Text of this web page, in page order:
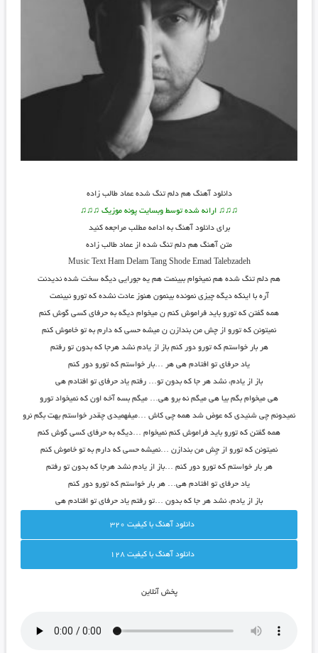
دانلود آهنگ هم دلم تنگ شده عماد طالب زاده
♫♫♫ ارائه شده توسط وبسایت پونه موزیک ♫♫♫
برای دانلود آهنگ به ادامه مطلب مراجعه کنید
متن آهنگ هم دلم تنگ شده از عماد طالب زاده
Music TextHam Delam Tang Shode Emad Talebzadeh
هم دلم تنگ شده هم نمیخوام ببینمت هم یه جورایی دیگه سخت شده ندیدنت
آره با اینکه دیگه چیزی نمونده بینمون هنوز عادت نشده که تورو نبینمت
همه گفتن که تورو باید فراموش کنم ن میخوام دیگه به حرفای کسی گوش کنم
نمیتونن که تورو از چش من بندازن ن میشه حسی که دارم به تو خاموش کنم
هر بار خواستم که تورو دور کنم باز از یادم نشد هرجا که بدون تو رفتم
یاد حرفای تو افتادم هی هر …بار خواستم که تورو دور کنم
باز از یادم، نشد هر جا که بدون تو… رفتم یاد حرفای تو افتادم هی
هی میخوام بگم بیا هی میگم نه برو هی… میگم بسه آخه اون که نمیخواد تورو
نمیدونم چی شنیدی که عوض شد همه چی کاش …میفهمیدی چقدر خواستم بهت بگم نرو
همه گفتن که تورو باید فراموش کنم نمیخوام …دیگه به حرفای کسی گوش کنم
نمیتونن که تورو از چِش من بندازن …نمیشه حسی که دارم به تو خاموش کنم
هر بار خواستم که تورو دور کنم …باز از یادم نشد هرجا که بدون تو رفتم
یاد حرفای تو افتادم هی… هر بار خواستم که تورو دور کنم
باز از یادم، نشد هر جا که بدون …تو رفتم یاد حرفای تو افتادم هی
دانلود آهنگ با کيفيت 320
دانلود آهنگ با کيفيت 128
پخش آنلاين